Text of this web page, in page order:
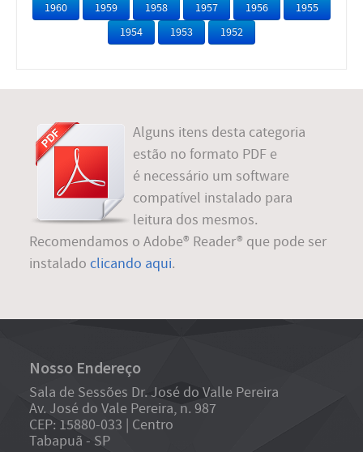
1960
1959 1958 1957 1956
1955
1954
1953 1952
Alguns itens desta categoria
estão no formato PDF e
é necessário um software
compatível instalado para
leitura dos mesmos.
Recomendamos o Adobe® Reader® que pode ser
instaladoclicando aqui.
Nosso Endereço
Sala de Sessões Dr. José do Valle Pereira
Av. José do Vale Pereira, n. 987
CEP: 15880-033 | Centro
Tabapuã - SP